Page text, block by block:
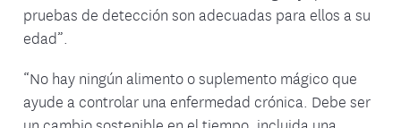
pruebas de detección son adecuadas para ellos a su
edad”.
“No hay ningún alimento o suplemento mágico que
ayude a controlar una enfermedad crónica. Debe ser